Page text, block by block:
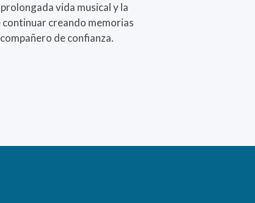
vida musical y la
creando memorias
de confianza.